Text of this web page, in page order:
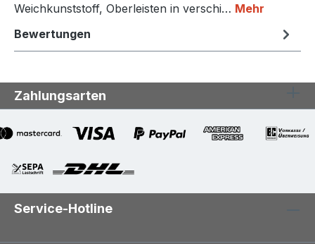
Weichkunststoff, Oberleisten in verschi… Mehr
Bewertungen
Zahlungsarten
Service-Hotline